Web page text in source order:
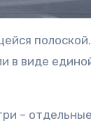
полоской.
в виде
–